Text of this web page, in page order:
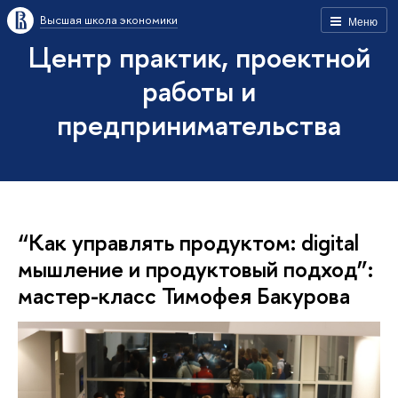
Меню
Высшая школа экономики
Центр практик, проектной
работы и
предпринимательства
“Как управлять продуктом: digital
мышление и продуктовый подход”:
мастер-класс Тимофея Бакурова